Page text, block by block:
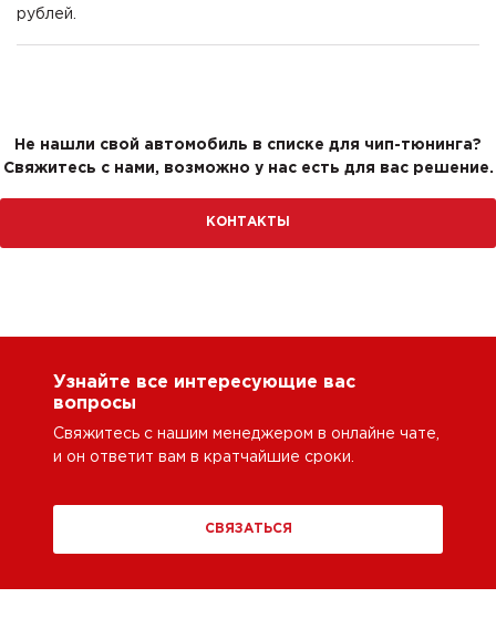
рублей.
Не нашли свой автомобиль в списке для чип-тюнинга?
Свяжитесь с нами, возможно у нас есть для вас решение.
КОНТАКТЫ
Узнайте все интересующие вас
вопросы
Свяжитесь с нашим менеджером в онлайне чате,
и он ответит вам в кратчайшие сроки.
СВЯЗАТЬСЯ